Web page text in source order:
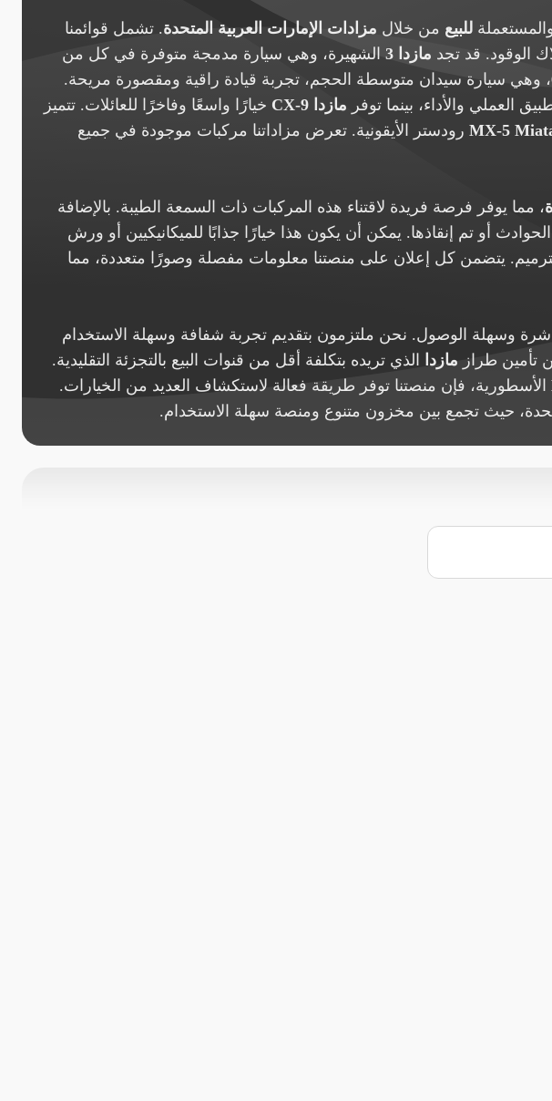
للبيع من خلال مزادات الإمارات العربية المتحدة. تشمل قوائمنا
الوقود. قد تجد مازدا 3
الشهيرة، وهي سيارة مدمجة متوفرة في كل من
، وهي سيارة سيدان متوسطة الحجم، تجربة قيادة راقية ومقصورة مريحة.
العملي والأداء، بينما توفر مازدا CX-9
خيارًا واسعًا وفاخرًا للعائلات. تتميز
رودستر الأيقونية. تعرض مزاداتنا مركبات موجودة في جميع
، مما يوفر فرصة فريدة لاقتناء هذه المركبات ذات السمعة الطيبة. بالإضافة
أو تم إنقاذها. يمكن أن يكون هذا خيارًا جذابًا للميكانيكيين أو ورش
يتضمن كل إعلان على منصتنا معلومات مفصلة وصورًا متعددة، مما
وسهلة الوصول. نحن ملتزمون بتقديم تجربة شفافة وسهلة الاستخدام
تأمين طراز مازدا
الذي تريده بتكلفة أقل من قنوات البيع بالتجزئة التقليدية.
الأسطورية، فإن منصتنا توفر طريقة فعالة لاستكشاف العديد من الخيارات.
حيث تجمع بين مخزون متنوع ومنصة سهلة الاستخدام.